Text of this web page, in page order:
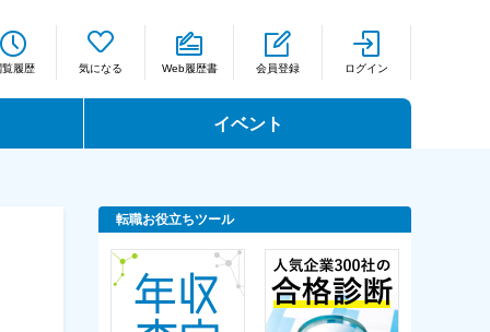
覧履歴 気になる Web履歴書 会員登録 ログイン
イベント
転職お役立ちツール